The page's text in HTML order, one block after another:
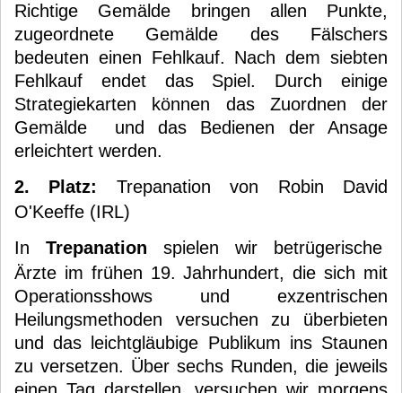
Richtige Gemälde bringen allen Punkte,
zugeordnete Gemälde des Fälschers
bedeuten einen Fehlkauf. Nach dem siebten
Fehlkauf endet das Spiel. Durch einige
Strategiekarten können das Zuordnen der
Gemälde und das Bedienen der Ansage
erleichtert werden.
2. Platz: Trepanation von Robin David
O'Keeffe (IRL)
In Trepanation spielen wir betrügerische
Ärzte im frühen 19. Jahrhundert, die sich mit
Operationsshows und exzentrischen
Heilungsmethoden versuchen zu überbieten
und das leichtgläubige Publikum ins Staunen
zu versetzen. Über sechs Runden, die jeweils